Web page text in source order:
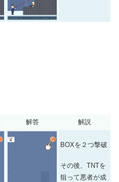
解答 解説
BOXを２つ撃破
その後、TNTを
狙って悪者が成